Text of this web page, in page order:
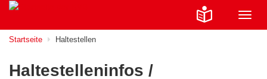
ein-/
Startseite Haltestellen
Haltestelleninfos /